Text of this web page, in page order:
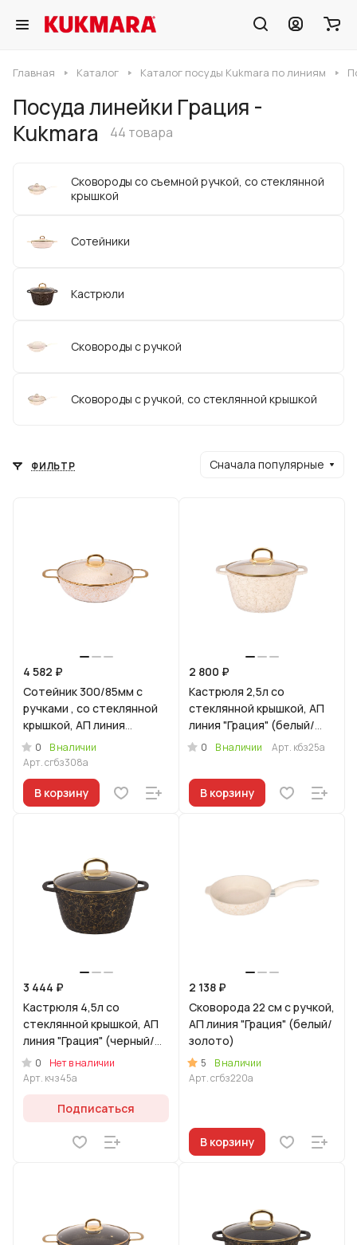
Главная Каталог Каталог посуды Kukmara по линиям
Посуда линейки Грация -
Kukmara
44 товара
Сковороды со съемной ручкой, со стеклянной
крышкой
Сотейники
Кастрюли
Сковороды с ручкой
Сковороды с ручкой, со стеклянной крышкой
ФИЛЬТР Сначала популярные
4 582 ₽
Сотейник 300/85мм с
ручками , со стеклянной
крышкой, АП линия
"Грация" (белый/золото)
0
В наличии
Арт.сгбз308а
В корзину
2 800 ₽
Кастрюля 2,5л со
стеклянной крышкой, АП
линия "Грация" (белый/
золото)
0 В наличии Арт. кбз25а
В корзину
3 444 ₽
Кастрюля 4,5л со
стеклянной крышкой, АП
линия "Грация" (черный/
золото)
0
Нет в наличии
Арт. кчз45а
Подписаться
2 138 ₽
Сковорода 22 см с ручкой,
АП линия "Грация" (белый/
золото)
5
В наличии
Арт.сгбз220а
В корзину